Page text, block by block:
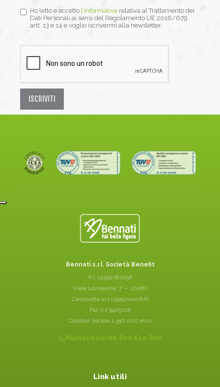
Ho letto e accetto l’informativa relativa al Trattamento dei
Dati Personali ai sensi del Regolamento UE 2016/679
artt. 13 e 14 e voglio iscrivermi alla newsletter.
ISCRIVITI
Bennati s.r.l. Società Benefit
P.I. 12590780156
Viale Lombardia, 7 — 20081
Cassinetta di Lugagnano (MI)
Fax 02 9425216
Capitale Sociale 1.350.000 euro
Numero verde 800.610.800
Link utili